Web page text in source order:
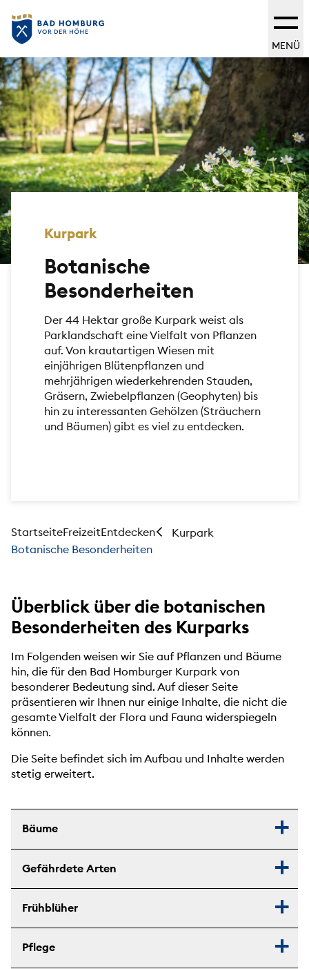
MENÜ
Kurpark
Botanische
Besonderheiten
Der 44 Hektar große Kurpark weist als
Parklandschaft eine Vielfalt von Pflanzen
auf. Von krautartigen Wiesen mit
einjährigen Blütenpflanzen und
mehrjährigen wiederkehrenden Stauden,
Gräsern, Zwiebelpflanzen (Geophyten) bis
hin zu interessanten Gehölzen (Sträuchern
und Bäumen) gibt es viel zu entdecken.
StartseiteFreizeitEntdecken
Kurpark
Botanische Besonderheiten
Überblick über die botanischen
Besonderheiten des Kurparks
Im Folgenden weisen wir Sie auf Pflanzen und Bäume
hin, die für den Bad Homburger Kurpark von
besonderer Bedeutung sind. Auf dieser Seite
präsentieren wir Ihnen nur einige Inhalte, die nicht die
gesamte Vielfalt der Flora und Fauna widerspiegeln
können.
Die Seite befindet sich im Aufbau und Inhalte werden
stetig erweitert.
Bäume
Gefährdete Arten
Frühblüher
Pflege